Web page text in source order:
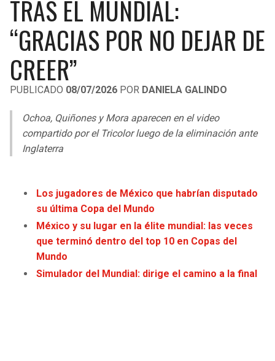
LIGA DE EXPANSIÓN MX
LEAGUES CUP
UEFA EUROPA LEAGUE
UEFA CONFERENCE LEAGUE
MLS
COPA LIBERTADORES
COPA SUDAMERICANA
LIGA BETPLAY
RAIDERS
CHARGERS
RAVENS
STEELERS
TEXANS
COLTS
CAVALIERS
PISTONS
PACERS
HORNETS
HEAT
MAGIC
TRAS EL MUNDIAL:
“GRACIAS POR NO DEJAR DE
CREER”
PUBLICADO 08/07/2026 POR DANIELA GALINDO
Ochoa, Quiñones y Mora aparecen en el video
compartido por el Tricolor luego de la eliminación ante
Inglaterra
Los jugadores de México que habrían disputado
su última Copa del Mundo
México y su lugar en la élite mundial: las veces
que terminó dentro del top 10 en Copas del
Mundo
Simulador del Mundial: dirige el camino a la final